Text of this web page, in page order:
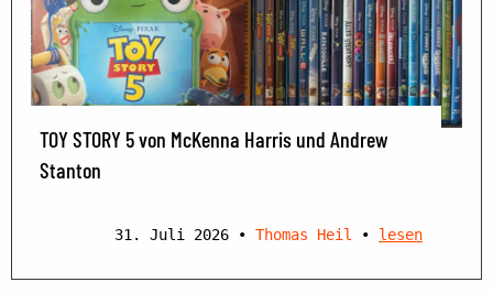
TOY STORY 5 von McKenna Harris und Andrew
Stanton
31. Juli 2026 • Thomas Heil • lesen